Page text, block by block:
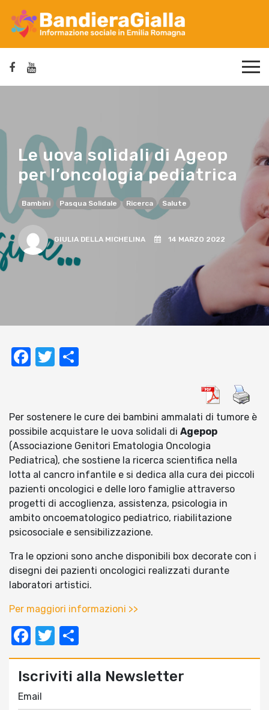
Le uova solidali di Ageop
per l’oncologia pediatrica
Bambini Pasqua Solidale Ricerca Salute
GIULIA DELLA MICHELINA 14 MARZO 2022
Facebook
Twitter
Per sostenere le cure dei bambini ammalati di tumore è
possibile acquistare le uova solidali di Agepop
(Associazione Genitori Ematologia Oncologia
Pediatrica), che sostiene la ricerca scientifica nella
lotta al cancro infantile e si dedica alla cura dei piccoli
pazienti oncologici e delle loro famiglie attraverso
progetti di accoglienza, assistenza, psicologia in
ambito oncoematologico pediatrico, riabilitazione
psicosociale e sensibilizzazione.
Tra le opzioni sono anche disponibili box decorate con i
disegni dei pazienti oncologici realizzati durante
laboratori artistici.
Per maggiori informazioni >>
Facebook
Twitter
Iscriviti alla Newsletter
Email